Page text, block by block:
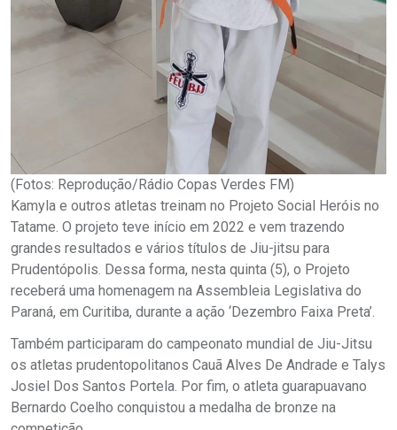
(Fotos: Reprodução/Rádio Copas Verdes FM)
Kamyla e outros atletas treinam no Projeto Social Heróis no
Tatame. O projeto teve início em 2022 e vem trazendo
grandes resultados e vários títulos de Jiu-jitsu para
Prudentópolis. Dessa forma, nesta quinta (5), o Projeto
receberá uma homenagem na Assembleia Legislativa do
Paraná, em Curitiba, durante a ação ‘Dezembro Faixa Preta’.
Também participaram do campeonato mundial de Jiu-Jitsu
os atletas prudentopolitanos Cauã Alves De Andrade e Talys
Josiel Dos Santos Portela. Por fim, o atleta guarapuavano
Bernardo Coelho conquistou a medalha de bronze na